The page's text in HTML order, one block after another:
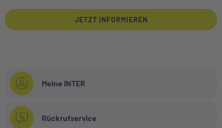
JETZT INFORMIEREN
Meine INTER
Rückrufservice